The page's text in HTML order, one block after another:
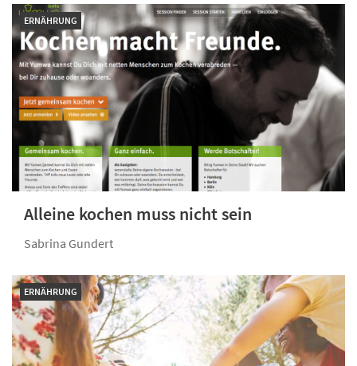
ERNÄHRUNG
Alleine kochen muss nicht sein
Sabrina Gundert
ERNÄHRUNG